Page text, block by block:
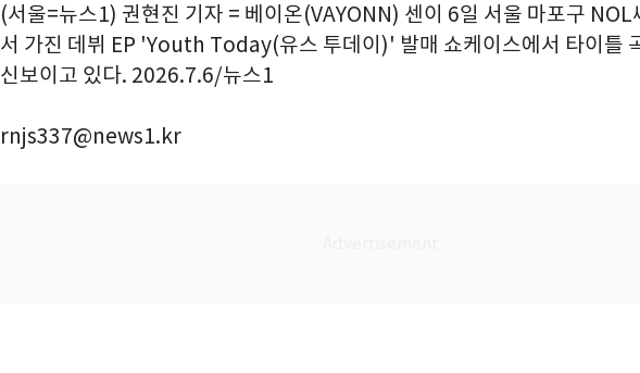
(서울=뉴스1) 권현진 기자 = 베이온(VAYONN) 센이 6일 서울 마포구 NOL
서 가진 데뷔 EP 'Youth Today(유스 투데이)' 발매 쇼케이스에서 타이틀
신보이고 있다. 2026.7.6/뉴스1
rnjs337@news1.kr